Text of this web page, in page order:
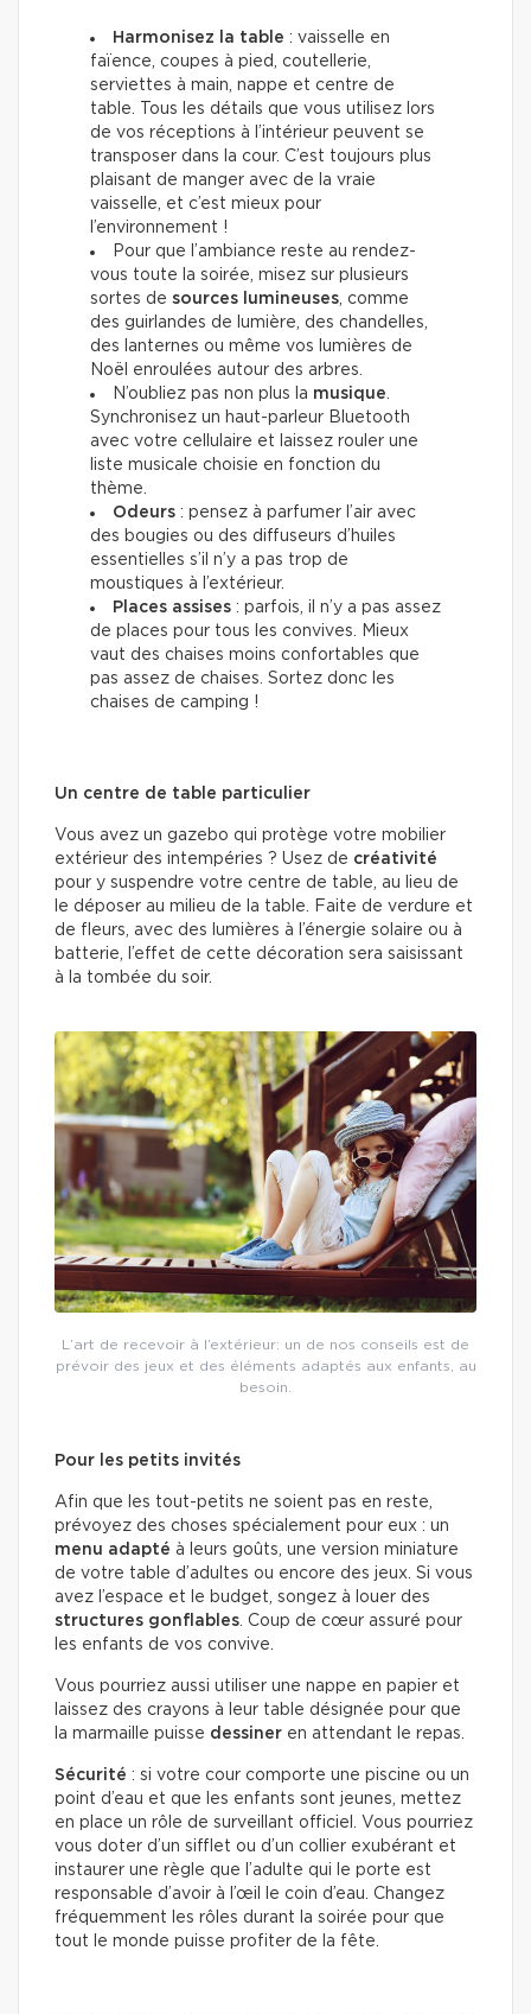
Harmonisez la table : vaisselle en
faïence, coupes à pied, coutellerie,
serviettes à main, nappe et centre de
table. Tous les détails que vous utilisez lors
de vos réceptions à l’intérieur peuvent se
transposer dans la cour. C’est toujours plus
plaisant de manger avec de la vraie
vaisselle, et c’est mieux pour
l’environnement !
Pour que l’ambiance reste au rendez-
vous toute la soirée, misez sur plusieurs
sortes de sources lumineuses, comme
des guirlandes de lumière, des chandelles,
des lanternes ou même vos lumières de
Noël enroulées autour des arbres.
N’oubliez pas non plus la musique.
Synchronisez un haut-parleur Bluetooth
avec votre cellulaire et laissez rouler une
liste musicale choisie en fonction du
thème.
Odeurs : pensez à parfumer l’air avec
des bougies ou des diffuseurs d’huiles
essentielles s’il n’y a pas trop de
moustiques à l’extérieur.
Places assises : parfois, il n’y a pas assez
de places pour tous les convives. Mieux
vaut des chaises moins confortables que
pas assez de chaises. Sortez donc les
chaises de camping !
Un centre de table particulier
Vous avez un gazebo qui protège votre mobilier
extérieur des intempéries ? Usez de créativité
pour y suspendre votre centre de table, au lieu de
le déposer au milieu de la table. Faite de verdure et
de fleurs, avec des lumières à l’énergie solaire ou à
batterie, l’effet de cette décoration sera saisissant
à la tombée du soir.
L’art de recevoir à l’extérieur: un de nos conseils est de
prévoir des jeux et des éléments adaptés aux enfants, au
besoin.
Pour les petits invités
Afin que les tout-petits ne soient pas en reste,
prévoyez des choses spécialement pour eux : un
menu adapté à leurs goûts, une version miniature
de votre table d’adultes ou encore des jeux. Si vous
avez l’espace et le budget, songez à louer des
structures gonflables. Coup de cœur assuré pour
les enfants de vos convive.
Vous pourriez aussi utiliser une nappe en papier et
laissez des crayons à leur table désignée pour que
la marmaille puisse dessiner en attendant le repas.
Sécurité : si votre cour comporte une piscine ou un
point d’eau et que les enfants sont jeunes, mettez
en place un rôle de surveillant officiel. Vous pourriez
vous doter d’un sifflet ou d’un collier exubérant et
instaurer une règle que l’adulte qui le porte est
responsable d’avoir à l’œil le coin d’eau. Changez
fréquemment les rôles durant la soirée pour que
tout le monde puisse profiter de la fête.